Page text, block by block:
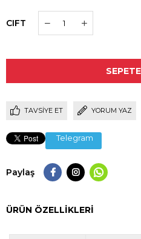
CIFT
TAVSIYE ET YORUM YAZ
Telegram
Paylaş
ÜRÜN ÖZELLIKLERI